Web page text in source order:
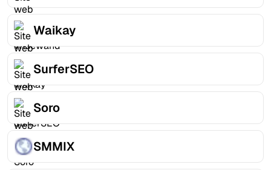
Waikay
SurferSEO
Soro
SMMIX